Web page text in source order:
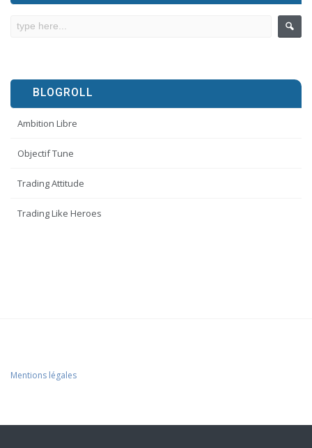
BLOGROLL
Ambition Libre
Objectif Tune
Trading Attitude
Trading Like Heroes
Mentions légales